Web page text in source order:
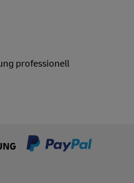
professionell